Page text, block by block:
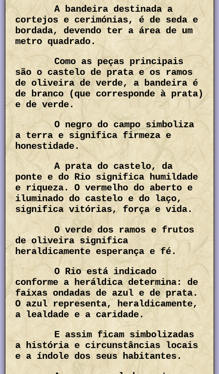
A bandeira destinada a
cortejos e cerimónias, é de seda e
bordada, devendo ter a área de um
metro quadrado.
Como as peças principais
são o castelo de prata e os ramos
de oliveira de verde, a bandeira é
de branco (que corresponde à prata)
e de verde.
O negro do campo simboliza
a terra e significa firmeza e
honestidade.
A prata do castelo, da
ponte e do Rio significa humildade
e riqueza. O vermelho do aberto e
iluminado do castelo e do laço,
significa vitórias, força e vida.
O verde dos ramos e frutos
de oliveira significa
heraldicamente esperança e fé.
O Rio está indicado
conforme a heráldica determina: de
faixas ondadas de azul e de prata.
O azul representa, heraldicamente,
a lealdade e a caridade.
E assim ficam simbolizadas
a história e circunstâncias locais
e a índole dos seus habitantes.